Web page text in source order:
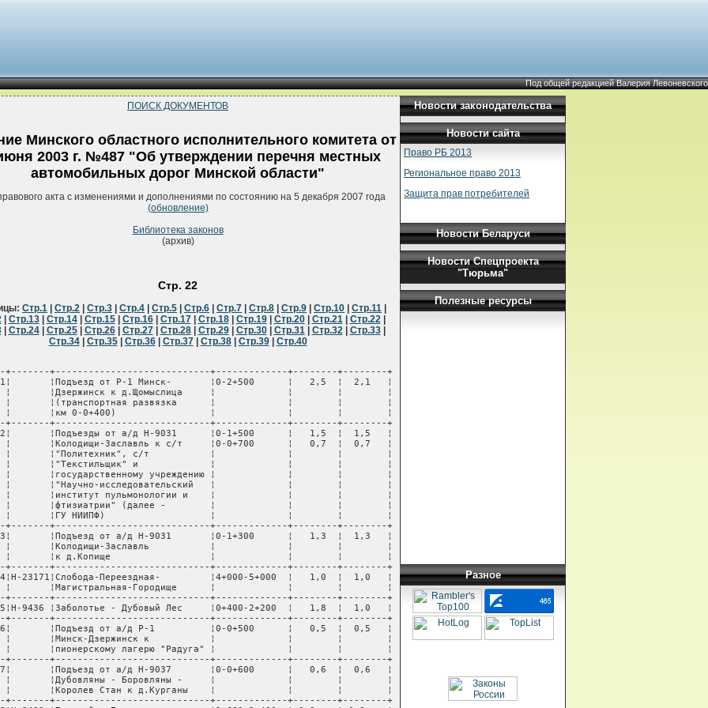
Под общей редакцией Валерия Левоневского
ПОИСК ДОКУМЕНТОВ
Минского областного исполнительного комитета от
2003 г. №487 "Об утверждении перечня местных
автомобильных дорог Минской области"
акта с изменениями и дополнениями по состоянию на 5 декабря 2007 года
(обновление)
Библиотека законов
(архив)
Стр. 22
Стр.1 Стр.2 Стр.3 Стр.4 Стр.5 Стр.6 Стр.7 Стр.8 Стр.9 Стр.10 Стр.11
| Стр.13| Стр.14| Стр.15| Стр.16| Стр.17| Стр.18| Стр.19| Стр.20| Стр.21| Стр.22|
| Стр.24| Стр.25| Стр.26| Стр.27| Стр.28| Стр.29| Стр.30| Стр.31| Стр.32| Стр.33|
Стр.34| Стр.35| Стр.36| Стр.37| Стр.38| Стр.39| Стр.40
Новости законодательства
Новости сайта
Право РБ 2013
Региональное право 2013
Защита прав потребителей
Новости Беларуси
Новости Спецпроекта
"Тюрьма"
Полезные ресурсы
Разное